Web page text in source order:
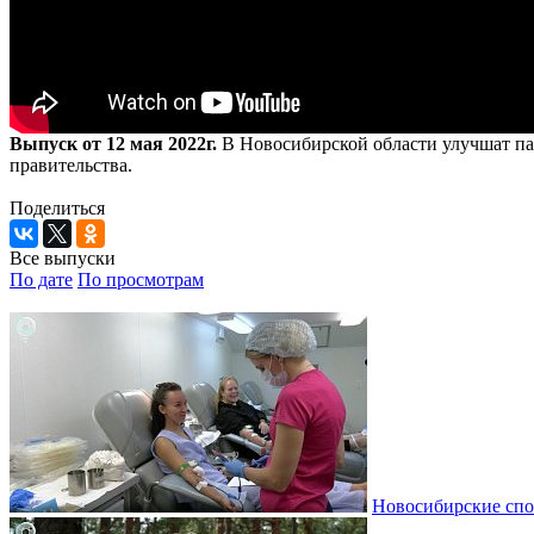
Выпуск от 12 мая 2022г. В Новосибирской области улучшат
правительства.
Поделиться
Все выпуски
По дате По просмотрам
Новосибирские